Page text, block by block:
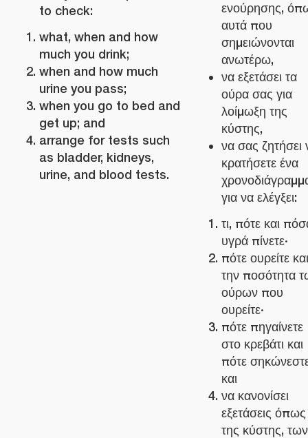
to check:
what, when and how
much you drink;
when and how much
urine you pass;
when you go to bed and
get up; and
arrange for tests such
as bladder, kidneys,
urine, and blood tests.
ενούρησης,
αυτά που
σημειώνονται
ανωτέρω,
να εξετάσει τα
ούρα σας για
λοίμωξη της
κύστης,
να σας ζητήσει
κρατήσετε ένα
για να ελέγξει:
τι, πότε και
υγρά πίνετε·
πότε ουρείτε και
την ποσότητα
ούρων που
ουρείτε·
πότε πηγαίνετε
στο κρεβάτι και
πότε
και
να κανονίσει
εξετάσεις όπως
της κύστης, των